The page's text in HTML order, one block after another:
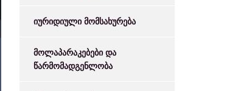
იურიდიული მომსახურება
მოლაპარაკებები და
წარმომადგენლობა